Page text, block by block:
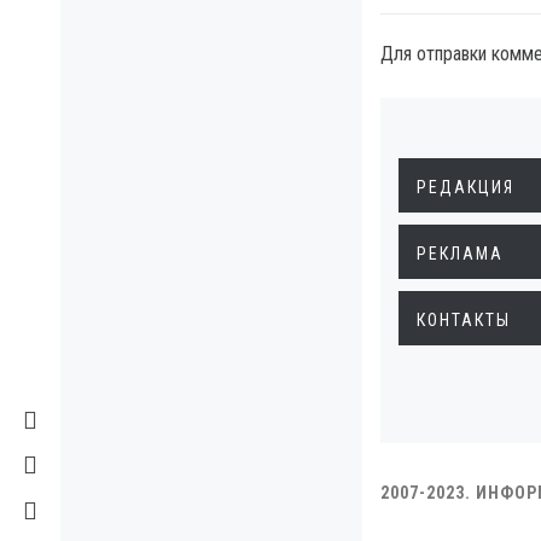
Для отправки
РЕДАКЦИЯ
РЕКЛАМА
КОНТАКТЫ
2007-2023.